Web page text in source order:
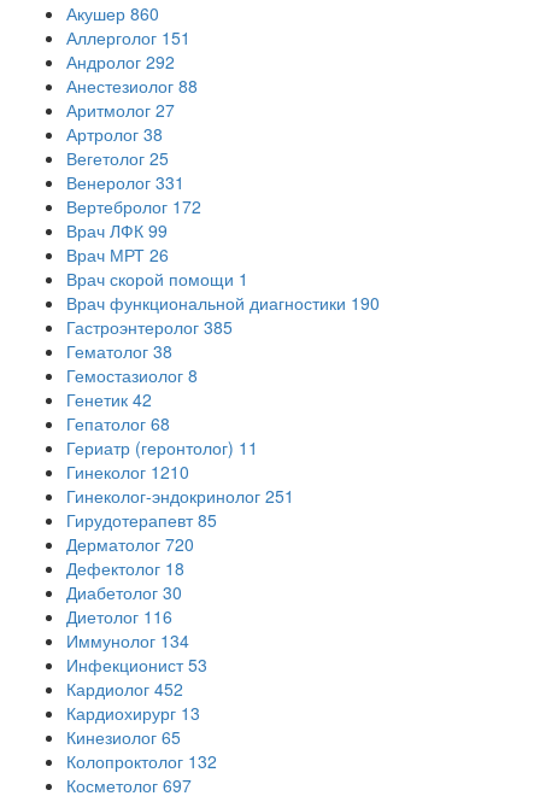
Акушер 860
Аллерголог 151
Андролог 292
Анестезиолог 88
Аритмолог 27
Артролог 38
Вегетолог 25
Венеролог 331
Вертебролог 172
Врач ЛФК 99
Врач МРТ 26
Врач скорой помощи 1
Врач функциональной диагностики 190
Гастроэнтеролог 385
Гематолог 38
Гемостазиолог 8
Генетик 42
Гепатолог 68
Гериатр (геронтолог) 11
Гинеколог 1210
Гинеколог-эндокринолог 251
Гирудотерапевт 85
Дерматолог 720
Дефектолог 18
Диабетолог 30
Диетолог 116
Иммунолог 134
Инфекционист 53
Кардиолог 452
Кардиохирург 13
Кинезиолог 65
Колопроктолог 132
Косметолог 697